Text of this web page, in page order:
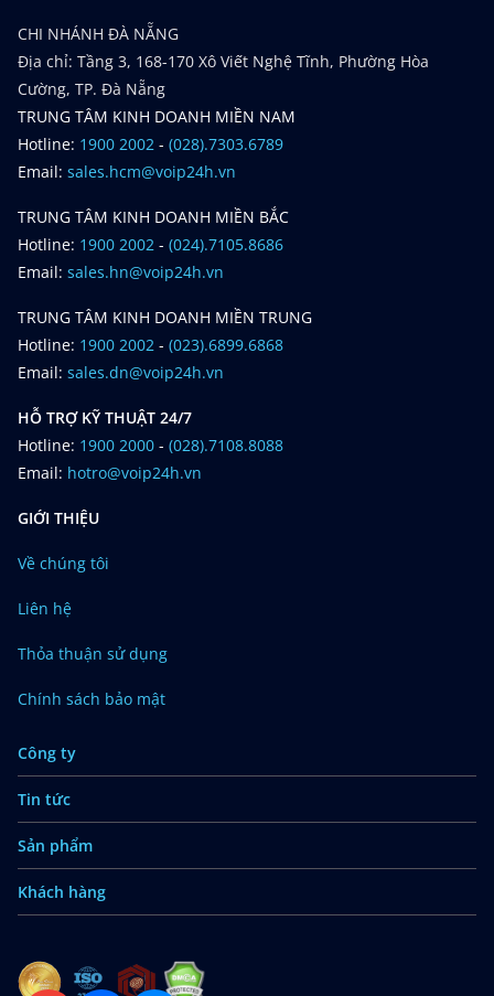
CHI NHÁNH ĐÀ NẴNG
Địa chỉ: Tầng 3, 168-170 Xô Viết Nghệ Tĩnh, Phường Hòa
Cường, TP. Đà Nẵng
TRUNG TÂM KINH DOANH MIỀN NAM
Hotline: 1900 2002 - (028).7303.6789
Email: sales.hcm@voip24h.vn
TRUNG TÂM KINH DOANH MIỀN BẮC
Hotline: 1900 2002 - (024).7105.8686
Email: sales.hn@voip24h.vn
TRUNG TÂM KINH DOANH MIỀN TRUNG
Hotline: 1900 2002 - (023).6899.6868
Email: sales.dn@voip24h.vn
HỖ TRỢ KỸ THUẬT 24/7
Hotline: 1900 2000 - (028).7108.8088
Email: hotro@voip24h.vn
GIỚI THIỆU
Về chúng tôi
Liên hệ
Thỏa thuận sử dụng
Chính sách bảo mật
Công ty
Tin tức
Sản phẩm
Khách hàng